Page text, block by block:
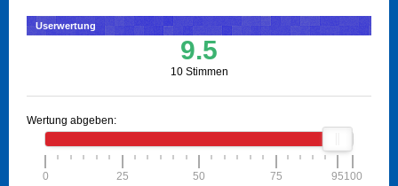
Userwertung
9.5
10 Stimmen
Wertung abgeben:
0 25 50 75 95100